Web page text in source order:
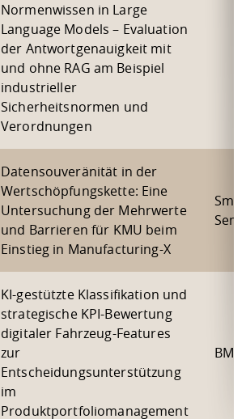
Normenwissen in Large
Language Models – Evaluation
der Antwortgenauigkeit mit
und ohne RAG am Beispiel
industrieller
Sicherheitsnormen und
Verordnungen
Datensouveränität in der
Wertschöpfungskette: Eine
Untersuchung der Mehrwerte
und Barrieren für KMU beim
Einstieg in Manufacturing-X
KI-gestützte Klassifikation und
strategische KPI-Bewertung
digitaler Fahrzeug-Features
zur
Entscheidungsunterstützung
im
Produktportfoliomanagement
BMW